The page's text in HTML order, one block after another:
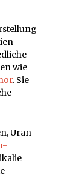
wie
. Sie
Uran